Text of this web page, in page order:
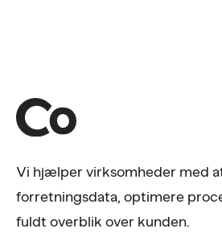
Vi hjælper virksomheder med
forretningsdata, optimere
fuldt overblik over kunden.